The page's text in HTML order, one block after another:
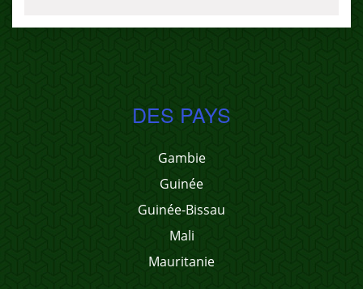
DES PAYS
Gambie
Guinée
Guinée-Bissau
Mali
Mauritanie